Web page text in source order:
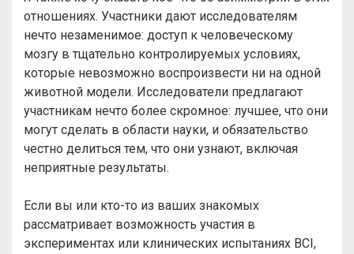
отношениях. Участники дают исследователям
нечто незаменимое: доступ к человеческому
мозгу в тщательно контролируемых условиях,
которые невозможно воспроизвести ни на одной
животной модели. Исследователи предлагают
участникам нечто более скромное: лучшее, что они
могут сделать в области науки, и обязательство
честно делиться тем, что они узнают, включая
неприятные результаты.
Если вы или кто-то из ваших знакомых
рассматривает возможность участия в
экспериментах или клинических испытаниях BCI,